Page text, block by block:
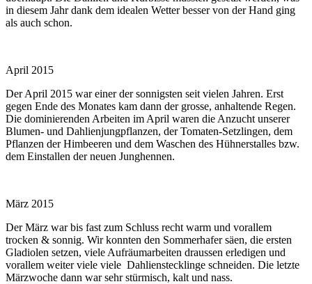
in diesem Jahr dank dem idealen Wetter besser von der Hand ging
als auch schon.
April 2015
Der April 2015 war einer der sonnigsten seit vielen Jahren. Erst
gegen Ende des Monates kam dann der grosse, anhaltende Regen.
Die dominierenden Arbeiten im April waren die Anzucht unserer
Blumen- und Dahlienjungpflanzen, der Tomaten-Setzlingen, dem
Pflanzen der Himbeeren und dem Waschen des Hühnerstalles bzw.
dem Einstallen der neuen Junghennen.
März 2015
Der März war bis fast zum Schluss recht warm und vorallem
trocken & sonnig. Wir konnten den Sommerhafer säen, die ersten
Gladiolen setzen, viele Aufräumarbeiten draussen erledigen und
vorallem weiter viele viele Dahlienstecklinge schneiden. Die letzte
Märzwoche dann war sehr stürmisch, kalt und nass.